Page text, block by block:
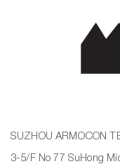
SUZHOU ARMOCON
3-5/F No 77 SuHong